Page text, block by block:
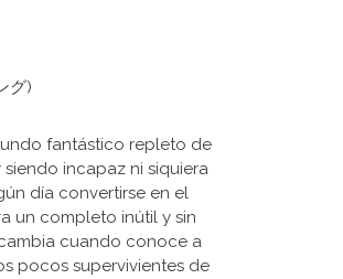
グ)
fantástico repleto de
incapaz ni siquiera
día convertirse en el
un completo inútil y sin
cuando conoce a
pocos supervivientes de